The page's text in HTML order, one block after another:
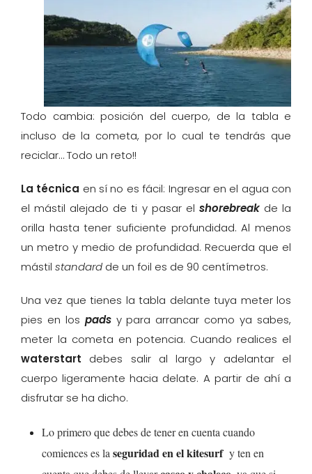
Todo cambia: posición del cuerpo, de la tabla e
incluso de la cometa, por lo cual te tendrás que
reciclar… Todo un reto!!
La técnica en sí no es fácil: Ingresar en el agua con
el mástil alejado de ti y pasar el shorebreakde la
orilla hasta tener suficiente profundidad. Al menos
un metro y medio de profundidad. Recuerda que el
mástil standard de un foil es de 90 centímetros.
Una vez que tienes la tabla delante tuya meter los
pies en los padsy para arrancar como ya sabes,
meter la cometa en potencia. Cuando realices el
waterstart debes salir al largo y adelantar el
cuerpo ligeramente hacia delate. A partir de ahí a
disfrutar se ha dicho.
Lo primero que debes de tener en cuenta cuando
comiences es la seguridad en el kitesurf y ten en